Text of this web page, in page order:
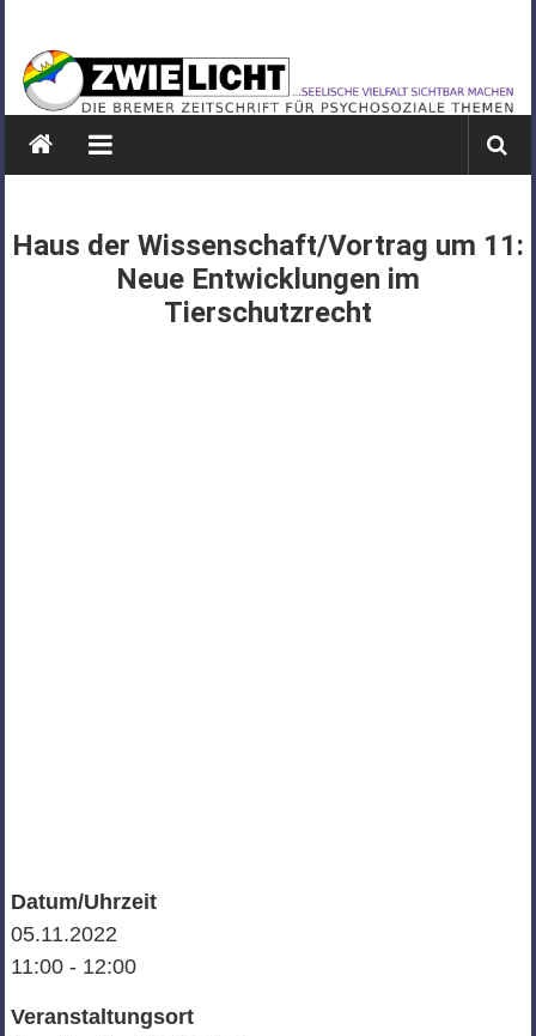
springen
ZWIELICHT
BREMEN
DIE
PSYCHOSOZIALE
Haus der Wissenschaft/Vortrag um 11:
Neue Entwicklungen im
Tierschutzrecht
Datum/Uhrzeit
05.11.2022
11:00 - 12:00
Veranstaltungsort